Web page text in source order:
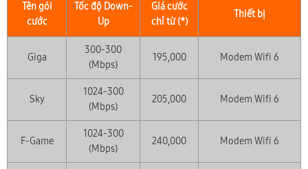
Tên gói
cước
Tốc độ Down-
Up
Giá cước
chỉ từ (*)
Thiết bị
Giga
300-300
(Mbps)
195,000 Modem Wifi 6
Sky
1024-300
(Mbps)
205,000 Modem Wifi 6
F-Game
1024-300
(Mbps)
240,000 Modem Wifi 6